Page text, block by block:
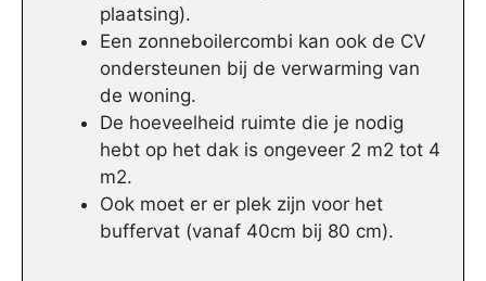
plaatsing).
Een zonneboilercombi kan ook de CV
ondersteunen bij de verwarming van
de woning.
De hoeveelheid ruimte die je nodig
hebt op het dak is ongeveer 2 m2 tot 4
m2.
Ook moet er er plek zijn voor het
buffervat (vanaf 40cm bij 80 cm).